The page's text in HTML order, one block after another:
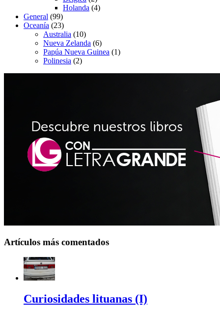
Holanda (4)
General (99)
Oceanía (23)
Australia (10)
Nueva Zelanda (6)
Papúa Nueva Guinea (1)
Polinesia (2)
Artículos más comentados
Curiosidades lituanas (I)